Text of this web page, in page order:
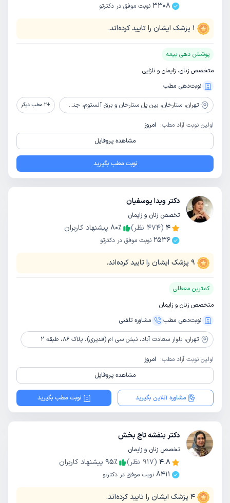
3308 نوبت موفق در دکترتو
1 پزشک ایشان را تایید کرده‌اند.
پوشش دهی بیمه
متخصص زنان، زایمان و نازایی
نوبت‌دهی مطب
تهران، ستارخان، بین پل ستارخان و برق آلستوم، جنب داروخانه پرسپولیس، پلاک 688 +
2 مطب دیگر
اولین نوبت آزاد مطب: امروز
مشاهده پروفایل
نوبت مطب بگیرید
دکتر ویدا یوسفیان
تخصص زنان و زایمان
4
(
474 نظر) 80٪
پیشنهاد کاربران
2536 نوبت موفق در دکترتو
9 پزشک ایشان را تایید کرده‌اند.
کمترین معطلی
متخصص زنان و زایمان
نوبت‌دهی مطب
مشاوره‌ تلفنی
تهران، بلوار سعادت آباد، نبش سی ام (قدیری)، پلاک 86، طبقه 2
اولین نوبت آزاد مطب: امروز
مشاهده پروفایل
مشاوره آنلاین بگیرید نوبت مطب بگیرید
دکتر بنفشه تاج بخش
تخصص زنان و زایمان
4.8
(
917 نظر) 95٪
پیشنهاد کاربران
8411 نوبت موفق در دکترتو
4 پزشک ایشان را تایید کرده‌اند.